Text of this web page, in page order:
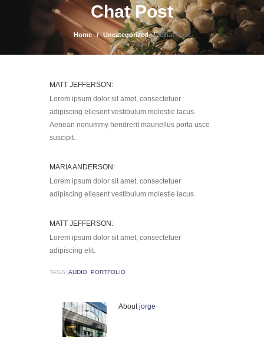
Chat Post
Home Uncategorized Chat Post
MATT JEFFERSON:
Lorem ipsum dolor sit amet, consectetuer
adipiscing eliesent vestibulum molestie lacus.
Aenean nonummy hendrerit mauriellus porta usce
suscipit.
MARIA ANDERSON:
Lorem ipsum dolor sit amet, consectetuer
adipiscing eliesent vestibulum molestie lacus.
MATT JEFFERSON:
Lorem ipsum dolor sit amet, consectetuer
adipiscing elit.
TAGS: AUDIO, PORTFOLIO
Aboutjorge